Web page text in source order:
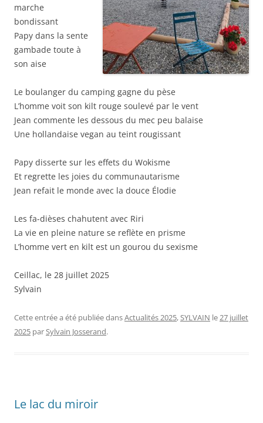
marche
bondissant
Papy dans la sente
gambade toute à
son aise
Le boulanger du camping gagne du pèse
L’homme voit son kilt rouge soulevé par le vent
Jean commente les dessous du mec peu balaise
Une hollandaise vegan au teint rougissant
Papy disserte sur les effets du Wokisme
Et regrette les joies du communautarisme
Jean refait le monde avec la douce Élodie
Les fa-dièses chahutent avec Riri
La vie en pleine nature se reflète en prisme
L’homme vert en kilt est un gourou du sexisme
Ceillac, le 28 juillet 2025
Sylvain
Cette entrée a été publiée dansActualités 2025,SYLVAIN le27 juillet
2025 parSylvain Josserand.
Le lac du miroir